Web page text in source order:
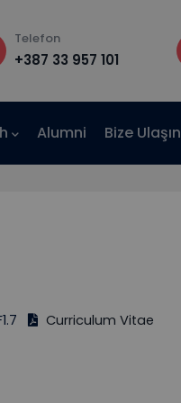
Telefon
+387 33 957 101
Alumni Bize Ulaşın
Curriculum Vitae